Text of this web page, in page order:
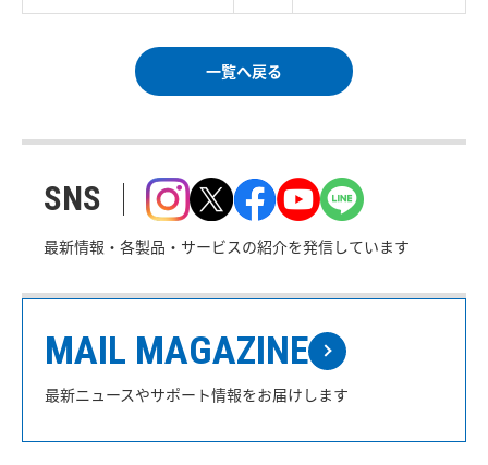
一覧へ戻る
SNS
最新情報・各製品・サービスの紹介を発信しています
MAIL MAGAZINE
最新ニュースやサポート情報をお届けします